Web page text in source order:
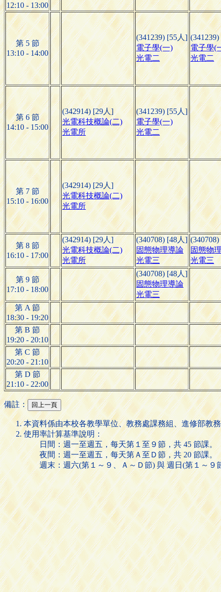
12:10 - 13:00
第 5 節
13:10 - 14:00
(341239) [55人]
電子學(一)
光電二
電子學(
光電二
第 6 節
14:10 - 15:00
(342914) [29人]
光電科技概論(二)
光電所
(341239) [55人]
電子學(一)
光電二
第 7 節
15:10 - 16:00
(342914) [29人]
光電科技概論(二)
光電所
第 8 節
16:10 - 17:00
(342914) [29人]
光電科技概論(二)
光電所
(340708) [48人]
固態物理導論
光電三
固態物
光電三
第 9 節
17:10 - 18:00
(340708) [48人]
固態物理導論
光電三
第 A 節
18:30 - 19:20
第 B 節
19:20 - 20:10
第 C 節
20:20 - 21:10
第 D 節
21:10 - 22:00
備註：
本資料係由本校各教學單位、教務處課務組、進修部教
使用率計算基準說明：
日間：週一至週五，每天第１至９節，共 45 節課。
夜間：週一至週五，每天第Ａ至Ｄ節，共 20 節課。
週末：週六(第１～９、Ａ～Ｄ節) 與 週日(第１～９